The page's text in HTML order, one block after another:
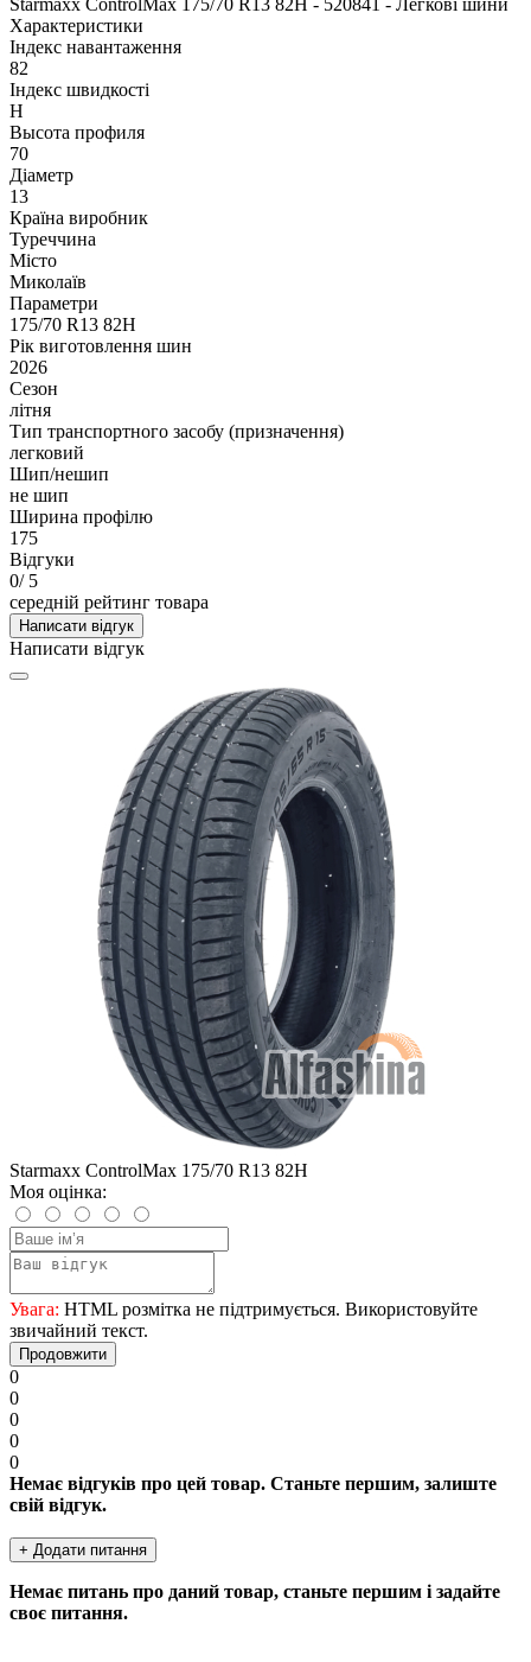
Характеристики
Індекс навантаження
82
Індекс швидкості
H
Высота профиля
70
Діаметр
13
Країна виробник
Туреччина
Місто
Миколаїв
Параметри
175/70 R13 82H
Рік виготовлення шин
2026
Сезон
літня
Тип транспортного засобу (призначення)
легковий
Шип/нешип
не шип
Ширина профілю
175
Відгуки
0/ 5
середній рейтинг товара
Написати відгук
Написати відгук
Starmaxx ControlMax 175/70 R13 82H
Моя оцінка:
Увага: HTML розмітка не підтримується. Використовуйте
звичайний текст.
Продовжити
0
0
0
0
0
Немає відгуків про цей товар. Станьте першим, залиште
свій відгук.
+ Додати питання
Немає питань про даний товар, станьте першим і задайте
своє питання.